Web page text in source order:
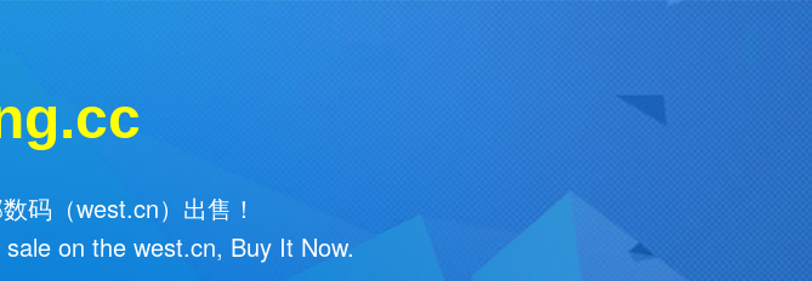
码（west.cn）出售！
on the west.cn, Buy It Now.